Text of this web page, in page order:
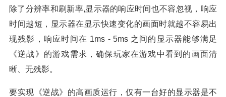
除了分辨率和刷新率,显示器的响应时间也不容忽视，响应
时间越短，显示器在显示快速变化的画面时就越不容易出
现残影，响应时间在 1ms - 5ms 之间的显示器能够满足
《逆战》的游戏需求，确保玩家在游戏中看到的画面清
晰、无残影。
要实现《逆战》的高画质运行，仅有一台好的显示器是不